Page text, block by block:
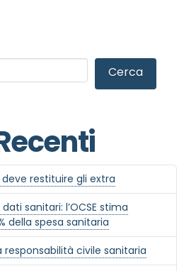
Cerca
restituire gli extra
sanitari: l’OCSE stima
della spesa sanitaria
responsabilità civile sanitaria